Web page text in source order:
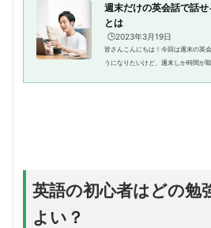
週末だけの英会話で話
とは
🕒️2023年3月19日
皆さんこんにちは！今回は週末の英
うになりたいけど、週末しか時間が
英語の初心者はどの勉
よい？